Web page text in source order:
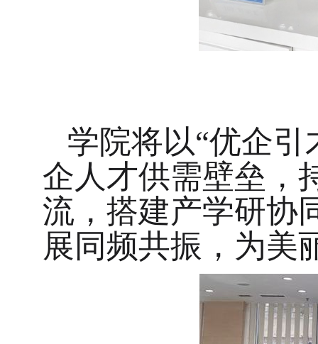
学院将以“优企引
企人才供需壁垒，
流，搭建产学研协
展同频共振，为美